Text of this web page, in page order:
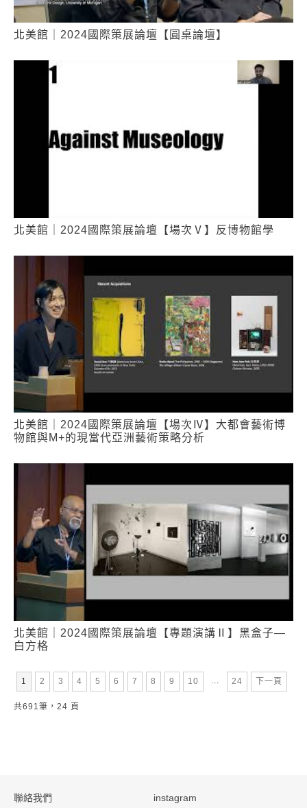
北美館｜2024國際策展論壇【圓桌論壇】
北美館｜2024國際策展論壇【場次Ⅴ】反博物館學
北美館｜2024國際策展論壇【場次Ⅳ】大都會藝術博
物館與M+的現當代亞洲藝術策略分析
北美館｜2024國際策展論壇【專題演講Ⅱ】黑盒子—
白方格
1 第
2 第
3 第
4 第
5 第
6 第
7 第
8 第
9 第
10 ... 第
24 下一頁
共691筆，24 頁
聯絡我們
instagram